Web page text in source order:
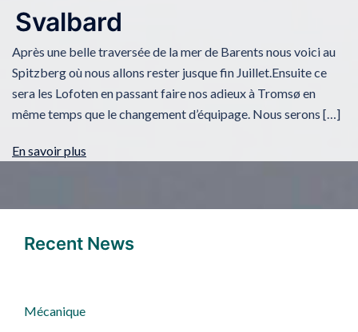
Svalbard
Après une belle traversée de la mer de Barents nous voici au
Spitzberg où nous allons rester jusque fin Juillet.Ensuite ce
sera les Lofoten en passant faire nos adieux à Tromsø en
même temps que le changement d’équipage. Nous serons […]
En savoir plus
Recent News
Mécanique